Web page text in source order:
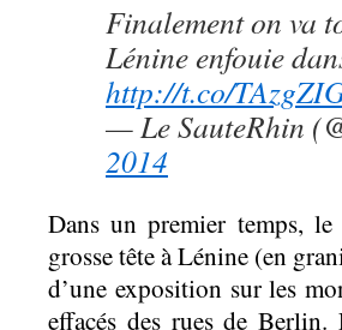
Finalement on va
Lénine enfouie
http://t.co/
— Le SauteRhin
2014
Dans un premier temps,
grosse tête à Lénine (en
d’une exposition sur les
effacés des rues de